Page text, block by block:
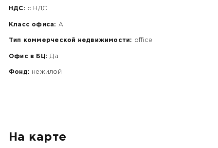
НДС: c НДС
Класс офиса: A
Тип коммерческой недвижимости: office
Офис в БЦ: Да
Фонд: нежилой
На карте